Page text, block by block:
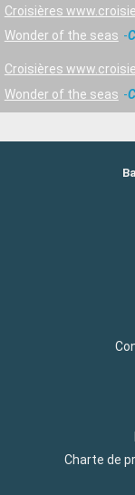
Croisières
Wonder of the seas
Croisières
Wonder of the seas
Charte de